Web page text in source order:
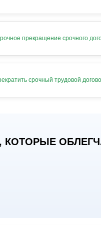
прекращение срочного
срочный трудовой